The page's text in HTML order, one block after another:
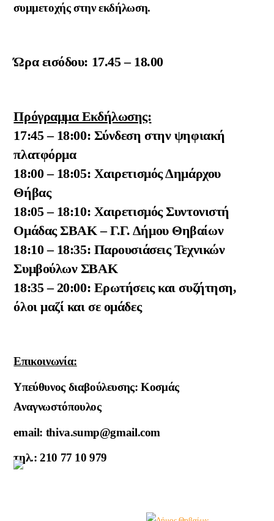
συμμετοχής στην εκδήλωση.
Ώρα εισόδου: 17.45 – 18.00
Πρόγραμμα Εκδήλωσης:
17:45 – 18:00: Σύνδεση στην ψηφιακή
πλατφόρμα
18:00 – 18:05: Χαιρετισμός Δημάρχου
Θήβας
18:05 – 18:10: Χαιρετισμός Συντονιστή
Ομάδας ΣΒΑΚ – Γ.Γ. Δήμου Θηβαίων
18:10 – 18:35: Παρουσιάσεις Τεχνικών
Συμβούλων ΣΒΑΚ
18:35 – 20:00: Ερωτήσεις και συζήτηση,
όλοι μαζί και σε ομάδες
Επικοινωνία:
Yπεύθυνος διαβούλευσης: Κοσμάς
Αναγνωστόπουλος
email: thiva.sump@gmail.com
τηλ.: 210 77 10 979